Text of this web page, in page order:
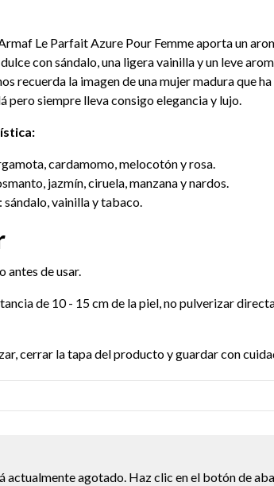
Le Parfait Azure Pour Femme aporta un
con sándalo, una ligera vainilla y un leve
recuerda la imagen de una mujer madura que
pero siempre lleva consigo elegancia y lujo.
cardamomo, melocotón y rosa.
jazmín, ciruela, manzana y nardos.
vainilla y tabaco.
antes de usar.
de 10 - 15 cm de la piel, no pulverizar
cerrar la tapa del producto y guardar con
actualmente agotado. Haz clic en el botón de